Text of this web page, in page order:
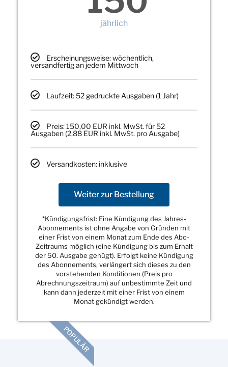
jährlich
Erscheinungsweise: wöchentlich,
versandfertig an jedem Mittwoch
Laufzeit: 52 gedruckte Ausgaben (1 Jahr)
Preis: 150,00 EUR inkl. MwSt. für 52
Ausgaben (2,88 EUR inkl. MwSt. pro Ausgabe)
Versandkosten: inklusive
Weiter zur Bestellung
*Kündigungsfrist: Eine Kündigung des Jahres-
Abonnements ist ohne Angabe von Gründen mit
einer Frist von einem Monat zum Ende des Abo-
Zeitraums möglich (eine Kündigung bis zum Erhalt
der 50. Ausgabe genügt). Erfolgt keine Kündigung
des Abonnements, verlängert sich dieses zu den
vorstehenden Konditionen (Preis pro
Abrechnungszeitraum) auf unbestimmte Zeit und
kann dann jederzeit mit einer Frist von einem
Monat gekündigt werden.
POPULÄR